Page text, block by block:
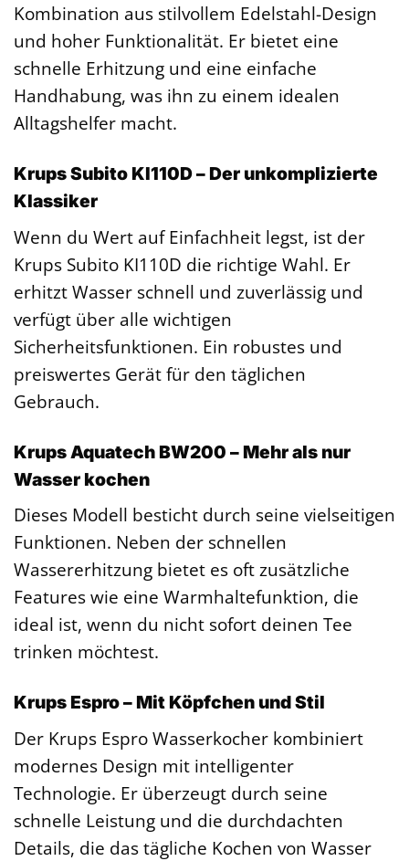
Kombination aus stilvollem Edelstahl-Design
und hoher Funktionalität. Er bietet eine
schnelle Erhitzung und eine einfache
Handhabung, was ihn zu einem idealen
Alltagshelfer macht.
Krups Subito KI110D – Der unkomplizierte
Klassiker
Wenn du Wert auf Einfachheit legst, ist der
Krups Subito KI110D die richtige Wahl. Er
erhitzt Wasser schnell und zuverlässig und
verfügt über alle wichtigen
Sicherheitsfunktionen. Ein robustes und
preiswertes Gerät für den täglichen
Gebrauch.
Krups Aquatech BW200 – Mehr als nur
Wasser kochen
Dieses Modell besticht durch seine vielseitigen
Funktionen. Neben der schnellen
Wassererhitzung bietet es oft zusätzliche
Features wie eine Warmhaltefunktion, die
ideal ist, wenn du nicht sofort deinen Tee
trinken möchtest.
Krups Espro – Mit Köpfchen und Stil
Der Krups Espro Wasserkocher kombiniert
modernes Design mit intelligenter
Technologie. Er überzeugt durch seine
schnelle Leistung und die durchdachten
Details, die das tägliche Kochen von Wasser